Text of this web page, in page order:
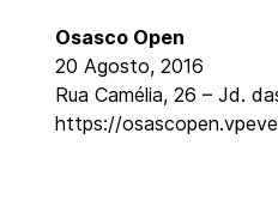
Osasco Open
20 Agosto, 2016
Rua Camélia, 26 – Jd.
https://